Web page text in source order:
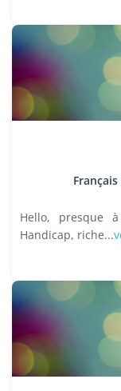
Hello, presque
Handicap, riche...